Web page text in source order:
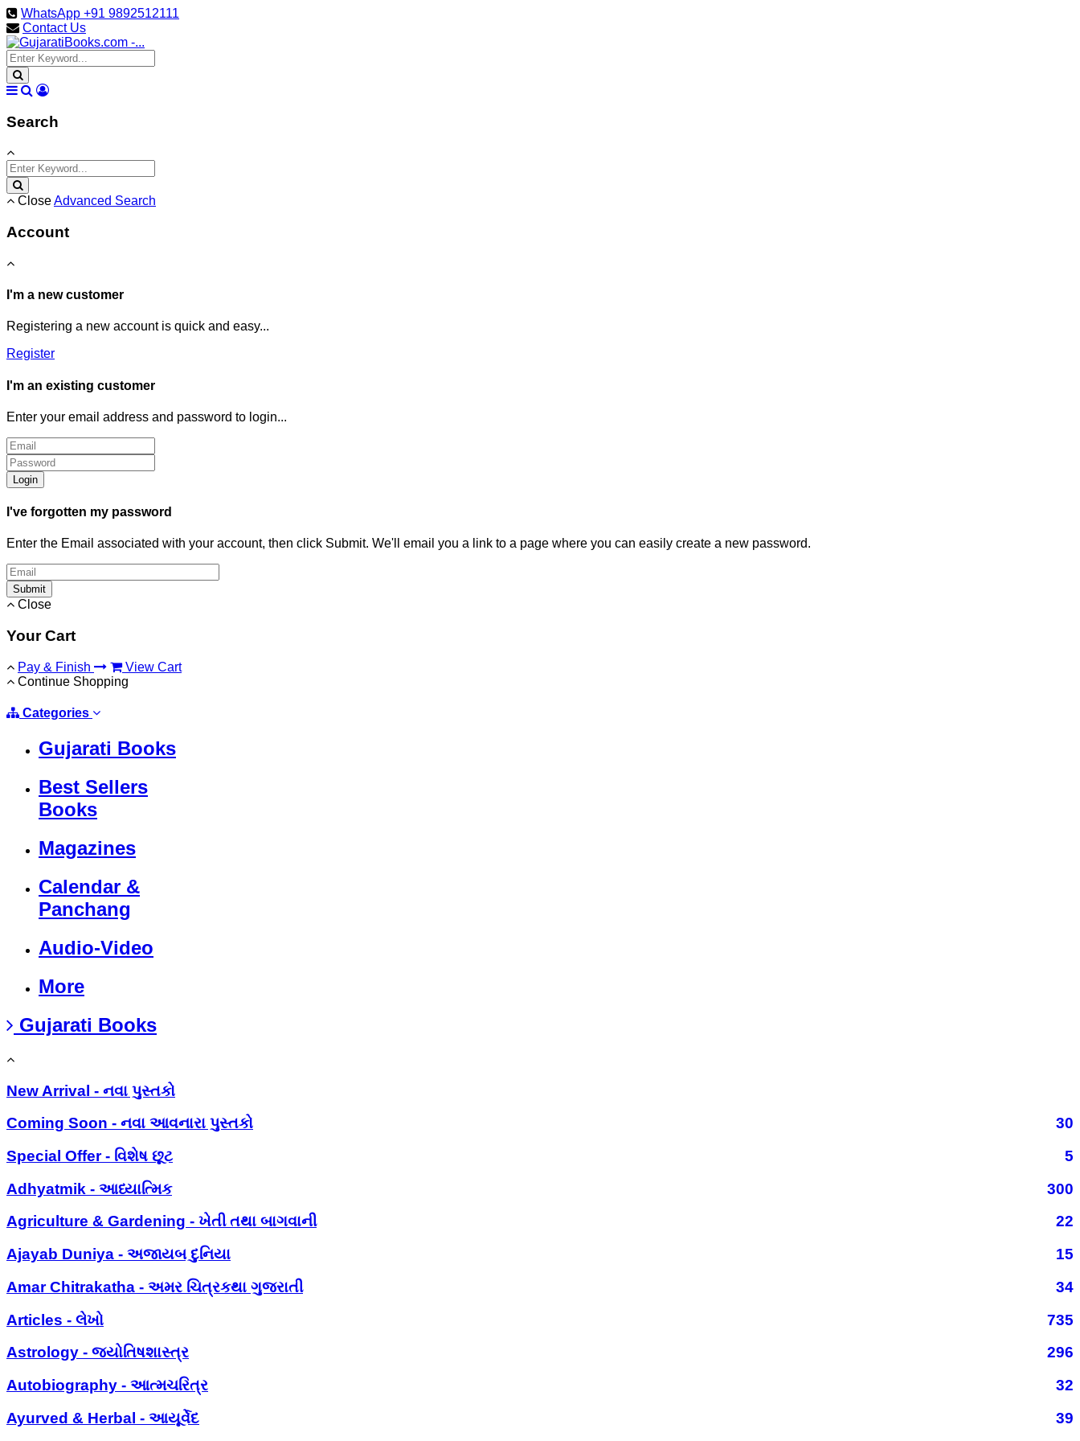
WhatsApp +91 9892512111
Contact Us
Search
CloseAdvanced Search
Account
I'm a new customer
Registering a new account is quick and easy...
Register
I'm an existing customer
Enter your email address and password to login...
Login
I've forgotten my password
Enter the Email associated with your account, then click Submit. We'll email you a link to a page where you can easily create a new password.
Submit
Close
Your Cart
Pay & Finish
View Cart
Continue Shopping
Categories
Gujarati Books
Best Sellers
Books
Magazines
Calendar &
Panchang
Audio-Video
More
Gujarati Books
New Arrival - નવા પુસ્તકો
Coming Soon - નવા આવનારા પુસ્તકો
30
Special Offer - વિશેષ છૂટ
5
Adhyatmik - આધ્યાત્મિક
300
Agriculture & Gardening - ખેતી તથા બાગવાની
22
Ajayab Duniya - અજાયબ દુનિયા
15
Amar Chitrakatha - અમર ચિત્રકથા ગુજરાતી
34
Articles - લેખો
735
Astrology - જ્યોતિષશાસ્ત્ર
296
Autobiography - આત્મચરિત્ર
32
Ayurved & Herbal - આયૂર્વેદ
39